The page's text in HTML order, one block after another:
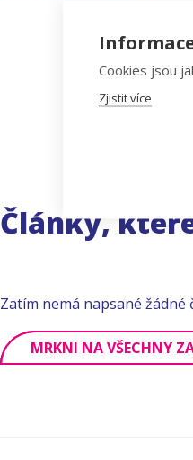
Články,
Zatím nemá napsané žádné
MRKNI NA VŠECHNY
Cookies jsou
Zjistit více